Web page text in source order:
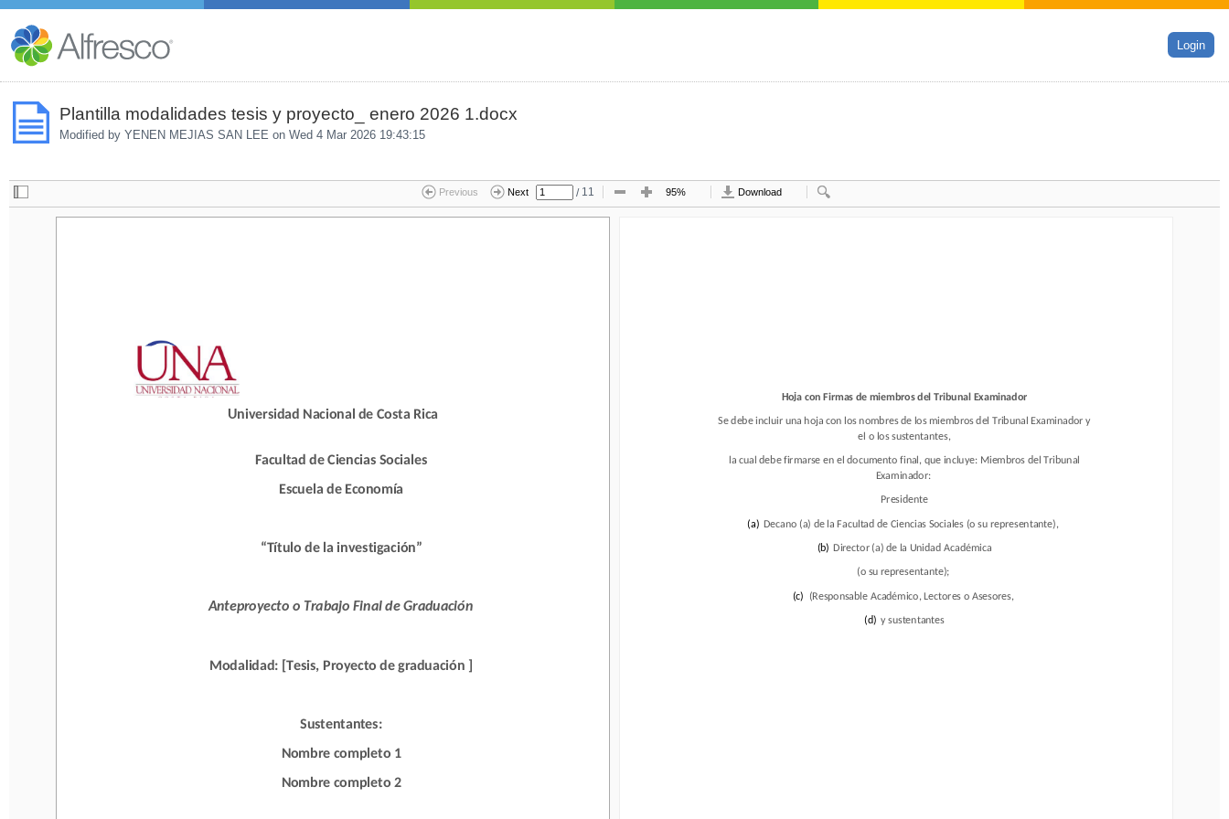
Login
Plantilla modalidades tesis y proyecto_ enero 2026 1.docx
Modified by YENEN MEJIAS SAN LEE on Wed 4 Mar 2026 19:43:15
Previous Next / 11 95% Download
Universidad Nacional de Costa Rica
Facultad de Ciencias Sociales
Escuela de Economía
“Título de la investigación”
Nombre completo 2
Universidad Nacional de Costa Rica
Facultad de Ciencias Sociales
Escuela de Economía
“Título de la investigación”
Anteproyecto o Trabajo Final de Graduación
Modalidad: [Tesis, Proyecto de graduación ]
Sustentantes:
Nombre completo 1
Nombre completo 2
Hoja con Firmas de miembros del Tribunal Examinador
Se debe incluir una hoja con los nombres de los miembros del Tribunal Examinador y
el o los sustentantes,
la cual debe firmarse en el documento final, que incluye: Miembros del Tribunal
Examinador:
Hoja con Firmas de miembros del Tribunal Examinador
Se debe incluir una hoja con los nombres de los miembros del Tribunal Examinador y
el o los sustentantes,
la cual debe firmarse en el documento final, que incluye: Miembros del Tribunal
Examinador:
Presidente
(a) Decano (a) de la Facultad de Ciencias Sociales (o su representante),
(b) Director (a) de la Unidad Académica
(o su representante);
(c) (Responsable Académico, Lectores o Asesores,
(d) y sustentantes